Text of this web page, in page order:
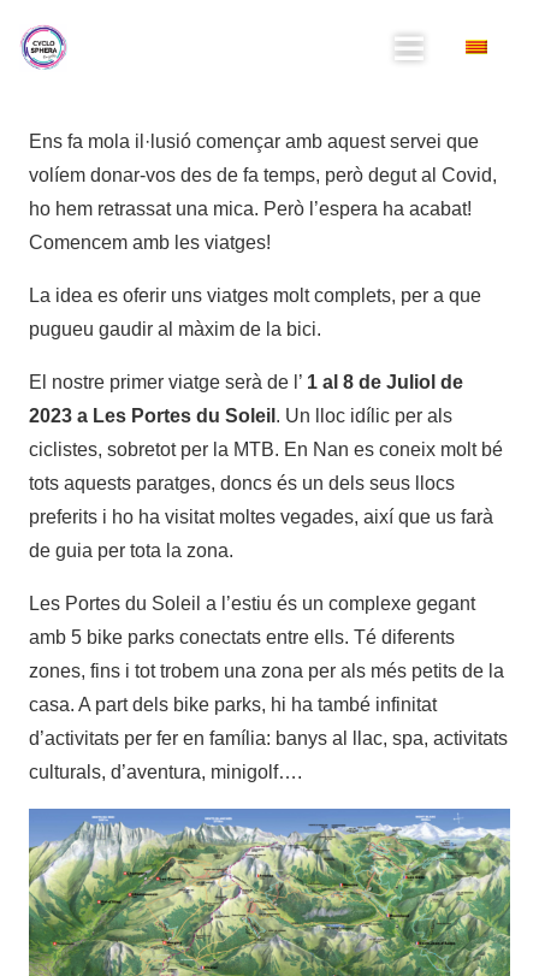
Ens fa mola il·lusió començar amb aquest servei que
volíem donar-vos des de fa temps, però degut al Covid,
ho hem retrassat una mica. Però l’espera ha acabat!
Comencem amb les viatges!
La idea es oferir uns viatges molt complets, per a que
pugueu gaudir al màxim de la bici.
El nostre primer viatge serà de l’ 1 al 8 de Juliol de
2023 a Les Portes du Soleil . Un lloc idílic per als
ciclistes, sobretot per la MTB. En Nan es coneix molt bé
tots aquests paratges, doncs és un dels seus llocs
preferits i ho ha visitat moltes vegades, així que us farà
de guia per tota la zona.
Les Portes du Soleil a l’estiu és un complexe gegant
amb 5 bike parks conectats entre ells. Té diferents
zones, fins i tot trobem una zona per als més petits de la
casa. A part dels bike parks, hi ha també infinitat
d’activitats per fer en família: banys al llac, spa, activitats
culturals, d’aventura, minigolf….